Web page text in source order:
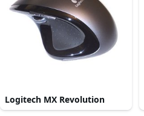
Logitech MX Revolution